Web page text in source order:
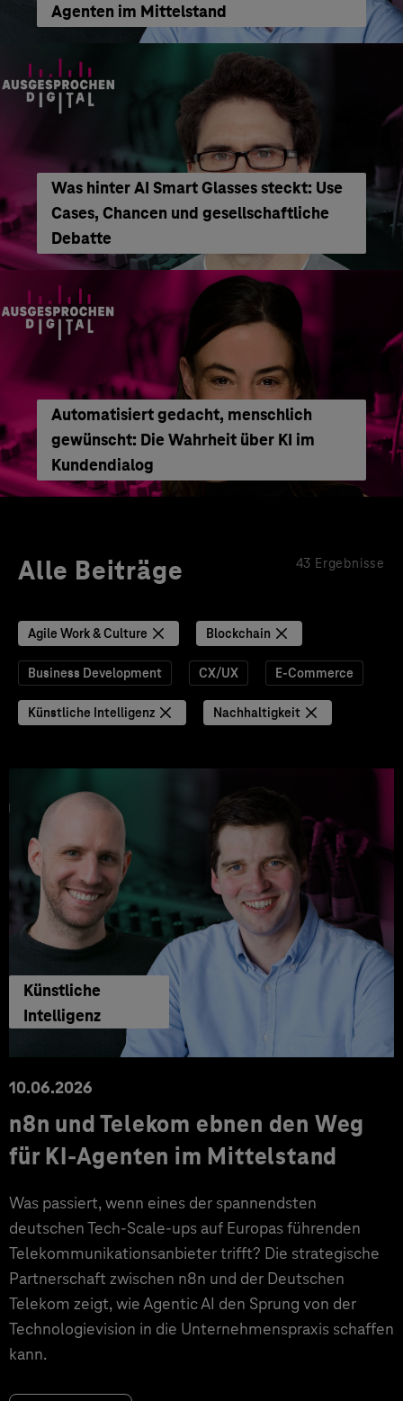
Agenten im Mittelstand
Was hinter AI Smart Glasses steckt: Use
Cases, Chancen und gesellschaftliche
Debatte
Automatisiert gedacht, menschlich
gewünscht: Die Wahrheit über KI im
Kundendialog
Alle Beiträge 43 Ergebnisse
Agile Work & Culture Blockchain
Business Development CX/UX E-Commerce
Künstliche Intelligenz Nachhaltigkeit
Künstliche
Intelligenz
10.06.2026
n8n und Telekom ebnen den Weg
für KI-Agenten im Mittelstand
Was passiert, wenn eines der spannendsten
deutschen Tech-Scale-ups auf Europas führenden
Telekommunikationsanbieter trifft? Die strategische
Partnerschaft zwischen n8n und der Deutschen
Telekom zeigt, wie Agentic AI den Sprung von der
Technologievision in die Unternehmenspraxis schaffen
kann.